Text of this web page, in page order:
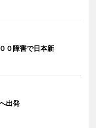
０障害で日本新
出発